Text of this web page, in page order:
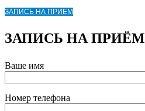
ЗАПИСЬ НА ПРИЕМ
ЗАПИСЬ НА ПРИЁМ
Ваше имя
Номер телефона